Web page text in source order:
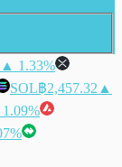
▲ 1.33%
SOL฿2,457.32 ▲